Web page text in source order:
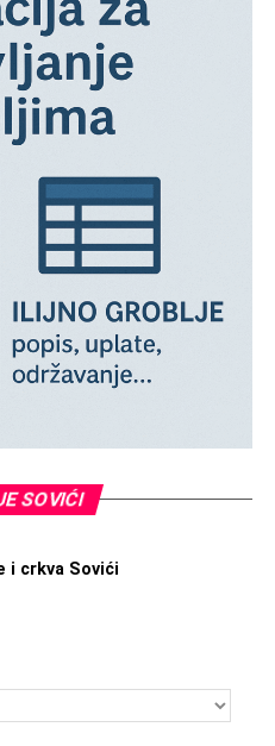
SOVIĆI
i crkva Sovići